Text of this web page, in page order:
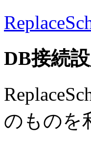
DB接続
のものを